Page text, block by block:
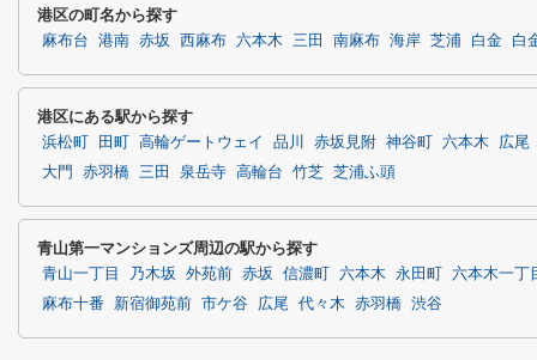
港区の町名から探す
麻布台 港南 赤坂 西麻布 六本木 三田 南麻布 海岸 芝浦 白金 白
港区にある駅から探す
浜松町 田町 高輪ゲートウェイ 品川 赤坂見附 神谷町 六本木
広尾
大門
赤羽橋 三田 泉岳寺 高輪台 竹芝 芝浦ふ頭
青山第一マンションズ周辺の駅から探す
青山一丁目 乃木坂 外苑前 赤坂 信濃町 六本木 永田町
六本木一丁
麻布十番
新宿御苑前 市ケ谷 広尾 代々木 赤羽橋 渋谷